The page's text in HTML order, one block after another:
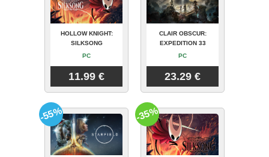
HOLLOW KNIGHT:
SILKSONG
PC
11.99 €
CLAIR OBSCUR:
EXPEDITION 33
PC
23.29 €
-55% -35%